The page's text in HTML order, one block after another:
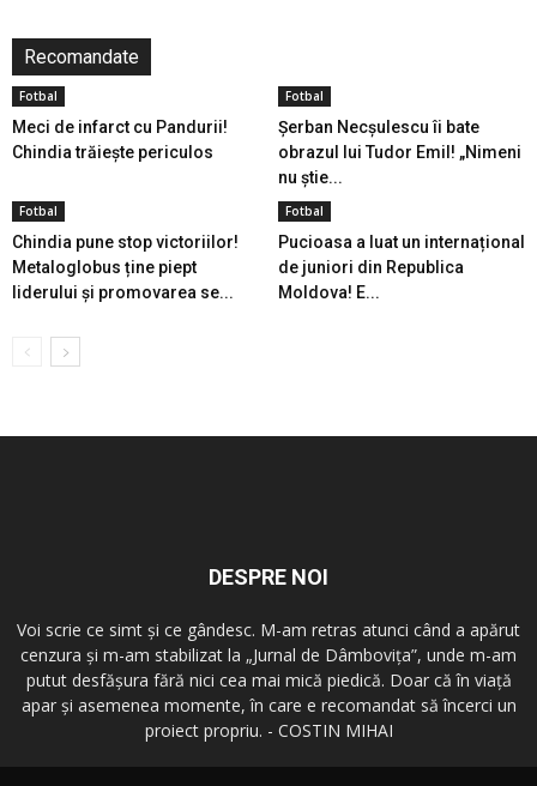
Recomandate
Fotbal
Meci de infarct cu Pandurii!
Chindia trăiește periculos
Fotbal
Șerban Necșulescu îi bate
obrazul lui Tudor Emil! „Nimeni
nu știe...
Fotbal
Chindia pune stop victoriilor!
Metaloglobus ține piept
liderului și promovarea se...
Fotbal
Pucioasa a luat un internațional
de juniori din Republica
Moldova! E...
DESPRE NOI
Voi scrie ce simt şi ce gândesc. M-am retras atunci când a apărut
cenzura şi m-am stabilizat la „Jurnal de Dâmboviţa”, unde m-am
putut desfăşura fără nici cea mai mică piedică. Doar că în viaţă
apar şi asemenea momente, în care e recomandat să încerci un
proiect propriu. - COSTIN MIHAI